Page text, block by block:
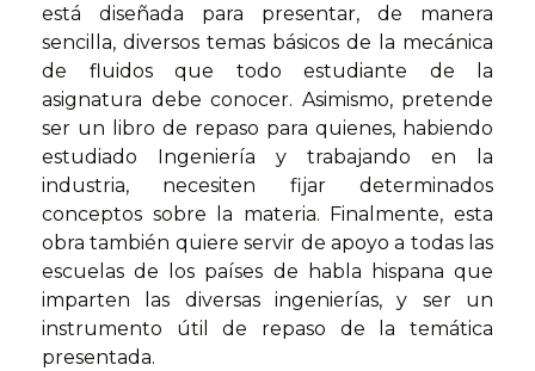
está diseñada para presentar, de manera
sencilla, diversos temas básicos de la mecánica
de fluidos que todo estudiante de la
asignatura debe conocer. Asimismo, pretende
ser un libro de repaso para quienes, habiendo
estudiado Ingeniería y trabajando en la
industria, necesiten fijar determinados
conceptos sobre la materia. Finalmente, esta
obra también quiere servir de apoyo a todas las
escuelas de los países de habla hispana que
imparten las diversas ingenierías, y ser un
instrumento útil de repaso de la temática
presentada.